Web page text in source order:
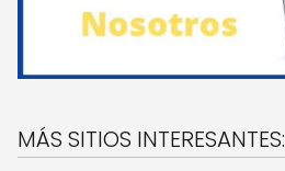
MÁS SITIOS INTERESANTES: